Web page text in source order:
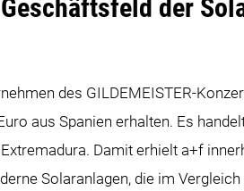
Geschäftsfeld der
des GILDEMEISTER-
aus Spanien erhalten. Es
Damit erhielt a+f
Solaranlagen, die im